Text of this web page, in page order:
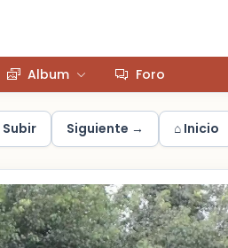
Album Foro
Subir Siguiente → ⌂ Inicio